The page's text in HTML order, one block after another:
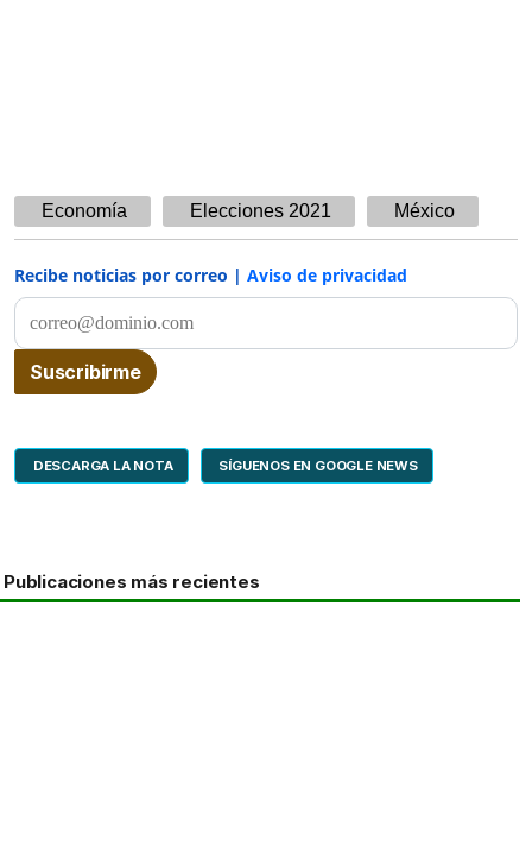
Economía Elecciones 2021 México
Recibe noticias por correo | Aviso de privacidad
DESCARGA LA NOTA SÍGUENOS EN GOOGLE NEWS
Publicaciones más recientes